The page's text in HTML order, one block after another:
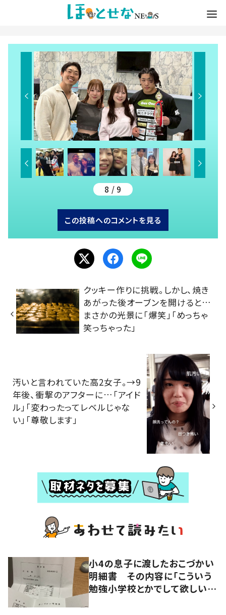
8 / 9
この投稿へのコメントを見る
クッキー作りに挑戦。しかし、焼き
あがった後オーブンを開けると…
まさかの光景に「爆笑」「めっちゃ
笑っちゃった」
汚いと言われていた高2女子。→9
年後、衝撃のアフターに…「アイド
ル」「変わったってレベルじゃな
い」「尊敬します」
小4の息子に渡したおこづかい
明細書 その内容に「こういう
勉強小学校とかでして欲しい」